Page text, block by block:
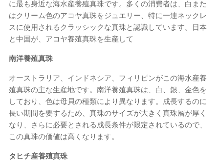
に最も身近な海水産養殖真珠です。多くの消費者は、白また
はクリーム色のアコヤ真珠をジュエリー、特に一連ネックレ
スに使用されるクラッシックな真珠と認識しています。日本
と中国が、アコヤ養殖真珠を生産して
南洋養殖真珠
オーストラリア、インドネシア、フィリピンがこの海水産養
殖真珠の主な生産地です。南洋養殖真珠は、白、銀、金色を
しており、色は母貝の種類により異なります。成長するのに
長い期間を要するため、真珠のサイズが大きく真珠層が厚く
なり、さらに必要とされる成長条件が限定されているので、
この真珠の価値は高くなります。
タヒチ産養殖真珠